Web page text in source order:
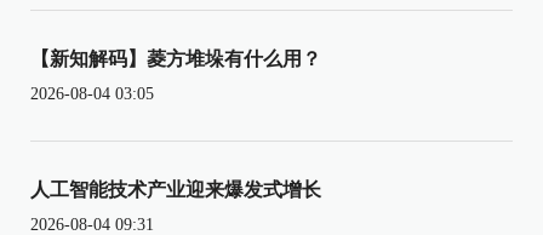
【新知解码】菱方堆垛有什么用？
2026-08-04 03:05
人工智能技术产业迎来爆发式增长
2026-08-04 09:31